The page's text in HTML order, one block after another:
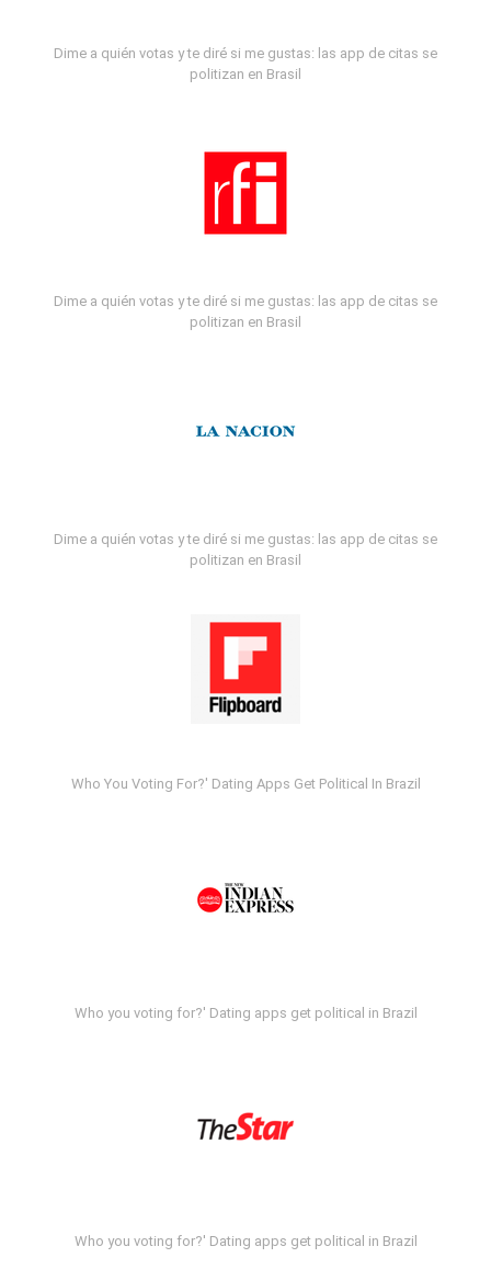
Dime a quién votas y te diré si me gustas: las app de citas se
politizan en Brasil
Dime a quién votas y te diré si me gustas: las app de citas se
politizan en Brasil
Dime a quién votas y te diré si me gustas: las app de citas se
politizan en Brasil
Who You Voting For?' Dating Apps Get Political In Brazil
Who you voting for?' Dating apps get political in Brazil
Who you voting for?' Dating apps get political in Brazil